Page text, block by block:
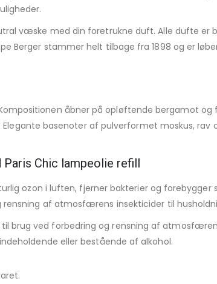
væske med din foretrukne duft. Alle dufte er
Berger stammer helt tilbage fra 1898 og er
åbner på opløftende bergamot og
basenoter af pulverformet moskus, rav
Chic lampeolie refill
ozon i luften, fjerner bakterier og forebygger
af atmosfærens insekticider til
brug ved forbedring og rensning af
eller bestående af alkohol.